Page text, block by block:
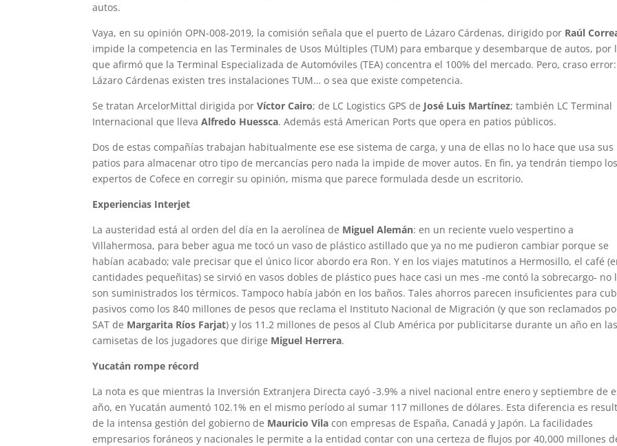
autos.
Vaya, en su opinión OPN-008-2019, la comisión señala que el puerto de Lázaro Cárdenas, dirigido por Raúl
impide la competencia en las Terminales de Usos Múltiples (TUM) para embarque y desembarque de autos, por
que afirmó que la Terminal Especializada de Automóviles (TEA) concentra el 100% del mercado. Pero, craso
Lázaro Cárdenas existen tres instalaciones TUM… o sea que existe competencia.
Se tratan ArcelorMittal dirigida porVíctor Cairo; de LC Logistics GPS de José Luis Martínez; también LC Terminal
Internacional que llevaAlfredo Huessca. Además está American Ports que opera en patios públicos.
Dos de estas compañías trabajan habitualmente ese ese sistema de carga, y una de ellas no lo hace que usa sus
patios para almacenar otro tipo de mercancías pero nada la impide de mover autos. En fin, ya tendrán tiempo los
expertos de Cofece en corregir su opinión, misma que parece formulada desde un escritorio.
Experiencias Interjet
La austeridad está al orden del día en la aerolínea de Miguel Alemán: en un reciente vuelo vespertino a
Villahermosa, para beber agua me tocó un vaso de plástico astillado que ya no me pudieron cambiar porque se
habían acabado; vale precisar que el único licor abordo era Ron. Y en los viajes matutinos a Hermosillo, el café
cantidades pequeñitas) se sirvió en vasos dobles de plástico pues hace casi un mes -me contó la sobrecargo- no
son suministrados los térmicos. Tampoco había jabón en los baños. Tales ahorros parecen insuficientes para
pasivos como los 840 millones de pesos que reclama el Instituto Nacional de Migración (y que son reclamados
SAT de Margarita Ríos Farjat) y los 11.2 millones de pesos al Club América por publicitarse durante un año en las
camisetas de los jugadores que dirige Miguel Herrera.
Yucatán rompe récord
La nota es que mientras la Inversión Extranjera Directa cayó -3.9% a nivel nacional entre enero y septiembre de
año, en Yucatán aumentó 102.1% en el mismo período al sumar 117 millones de dólares. Esta diferencia es
de la intensa gestión del gobierno de Mauricio Vila con empresas de España, Canadá y Japón. La facilidades
empresarios foráneos y nacionales le permite a la entidad contar con una certeza de flujos por 40,000 millones